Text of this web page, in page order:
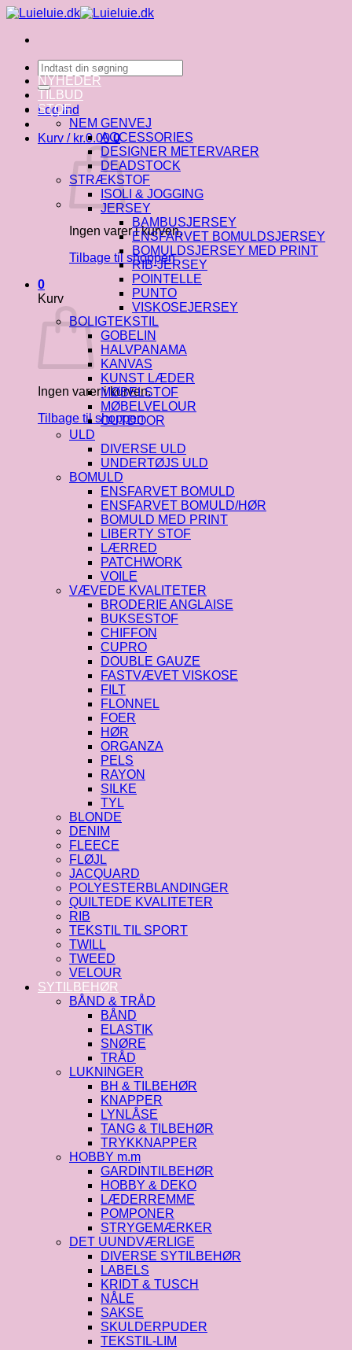
Fortsæt
indhold
Søg
efter:
Log ind
Kurv / kr.0.00 0
Ingen varer i kurven.
Tilbage til shoppen
0
Kurv
Ingen varer i kurven.
Tilbage til shoppen
NYHEDER
TILBUD
STOF
NEM GENVEJ
ACCESSORIES
DESIGNER METERVARER
DEADSTOCK
STRÆKSTOF
ISOLI & JOGGING
JERSEY
BAMBUSJERSEY
ENSFARVET BOMULDSJERSEY
BOMULDSJERSEY MED PRINT
RIB-JERSEY
POINTELLE
PUNTO
VISKOSEJERSEY
BOLIGTEKSTIL
GOBELIN
HALVPANAMA
KANVAS
KUNST LÆDER
MØBELSTOF
MØBELVELOUR
OUTDOOR
ULD
DIVERSE ULD
UNDERTØJS ULD
BOMULD
ENSFARVET BOMULD
ENSFARVET BOMULD/HØR
BOMULD MED PRINT
LIBERTY STOF
LÆRRED
PATCHWORK
VOILE
VÆVEDE KVALITETER
BRODERIE ANGLAISE
BUKSESTOF
CHIFFON
CUPRO
DOUBLE GAUZE
FASTVÆVET VISKOSE
FILT
FLONNEL
FOER
HØR
ORGANZA
PELS
RAYON
SILKE
TYL
BLONDE
DENIM
FLEECE
FLØJL
JACQUARD
POLYESTERBLANDINGER
QUILTEDE KVALITETER
RIB
TEKSTIL TIL SPORT
TWILL
TWEED
VELOUR
SYTILBEHØR
BÅND & TRÅD
BÅND
ELASTIK
SNØRE
TRÅD
LUKNINGER
BH & TILBEHØR
KNAPPER
LYNLÅSE
TANG & TILBEHØR
TRYKKNAPPER
HOBBY m.m
GARDINTILBEHØR
HOBBY & DEKO
LÆDERREMME
POMPONER
STRYGEMÆRKER
DET UUNDVÆRLIGE
DIVERSE SYTILBEHØR
LABELS
KRIDT & TUSCH
NÅLE
SAKSE
SKULDERPUDER
TEKSTIL-LIM